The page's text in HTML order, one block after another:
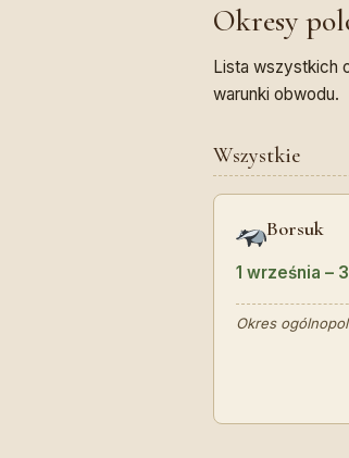
Okresy
Lista wszystkich
warunki obwodu.
Wszystkie
Borsuk
1 września –
Okres